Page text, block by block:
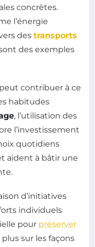
concrètes.
l’énergie
des transports
des exemples
contribuer à ce
habitudes
, l’utilisation des
l’investissement
quotidiens
aident à bâtir une
d’initiatives
individuels
pour préserver
plus sur les façons